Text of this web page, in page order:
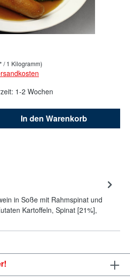
/ 1 Kilogramm)
1-2 Wochen
In den Warenkorb
in Soße mit Rahmspinat und
Kartoffeln, Spinat [21%],